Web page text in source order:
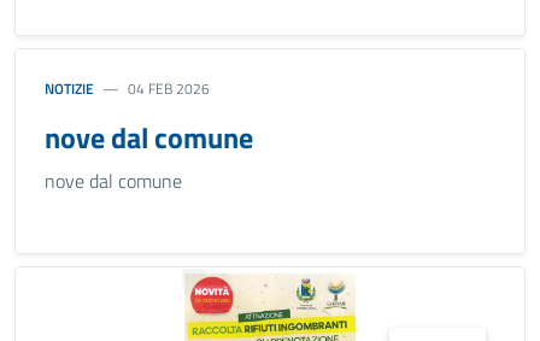
NOTIZIE 04 FEB 2026
nove dal comune
nove dal comune